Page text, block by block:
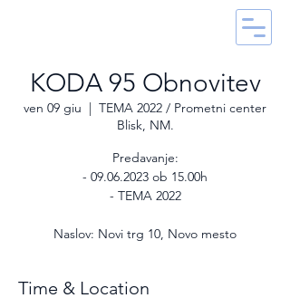
KODA 95 Obnovitev
ven 09 giu
  |
TEMA 2022 / Prometni center
Blisk, NM.
Predavanje:
- 09.06.2023 ob 15.00h
- TEMA 2022
Naslov: Novi trg 10, Novo mesto
Time & Location